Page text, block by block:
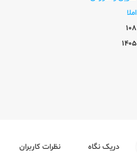
املا
108
1405
دریک نگاه نظرات کاربران